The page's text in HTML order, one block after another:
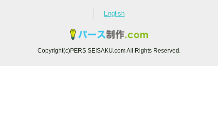
English
Copyright(c)PERS SEISAKU.com All Rights Reserved.